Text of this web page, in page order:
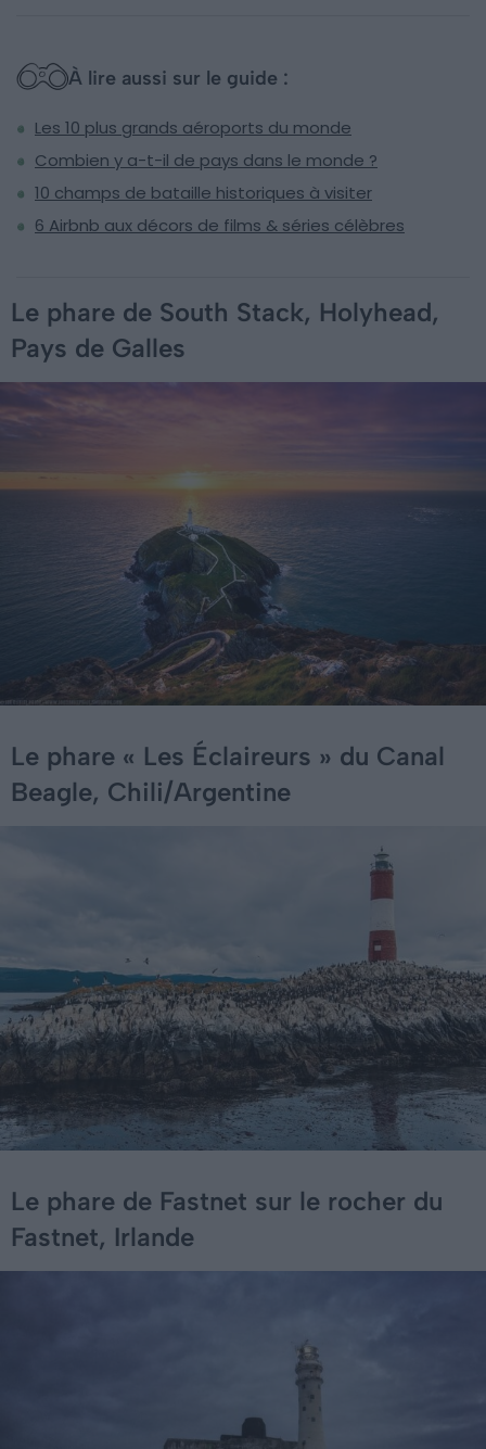
À lire aussi sur le guide :
Les 10 plus grands aéroports du monde
Combien y a-t-il de pays dans le monde ?
10 champs de bataille historiques à visiter
6 Airbnb aux décors de films & séries célèbres
Le phare de South Stack, Holyhead,
Pays de Galles
Le phare « Les Éclaireurs » du Canal
Beagle, Chili/Argentine
Le phare de Fastnet sur le rocher du
Fastnet, Irlande